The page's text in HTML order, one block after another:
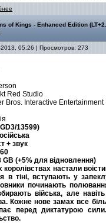
of Kings - Enhanced Edition
05:26 | Просмотров: 273
Red Studio
Bros. Interactive Entertainment
13599)
+ звук
GB (+5% для відновлення)
королівствах настали
в тіні, вступають у
починають
війська, але
Кожне нове замах все
перед диктатурою